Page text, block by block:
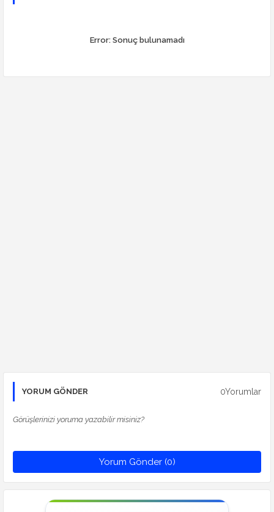
Error:Sonuç bulunamadı
YORUM GÖNDER 0Yorumlar
Görüşlerinizi yoruma yazabilir misiniz?
Yorum Gönder (0)